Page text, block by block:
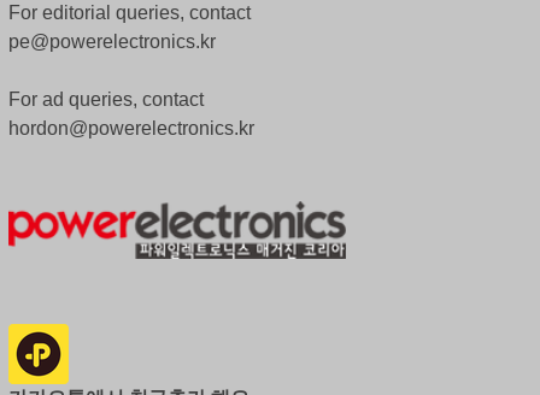
For editorial queries, contact
pe@powerelectronics.kr
For ad queries, contact
hordon@powerelectronics.kr